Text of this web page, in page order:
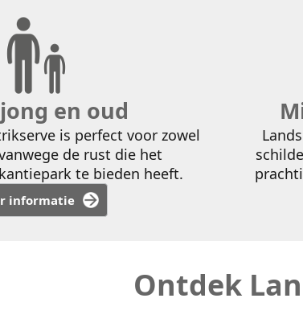
en oud
is perfect voor zowel
de rust die het
te bieden heeft.
informatie
Ontdek